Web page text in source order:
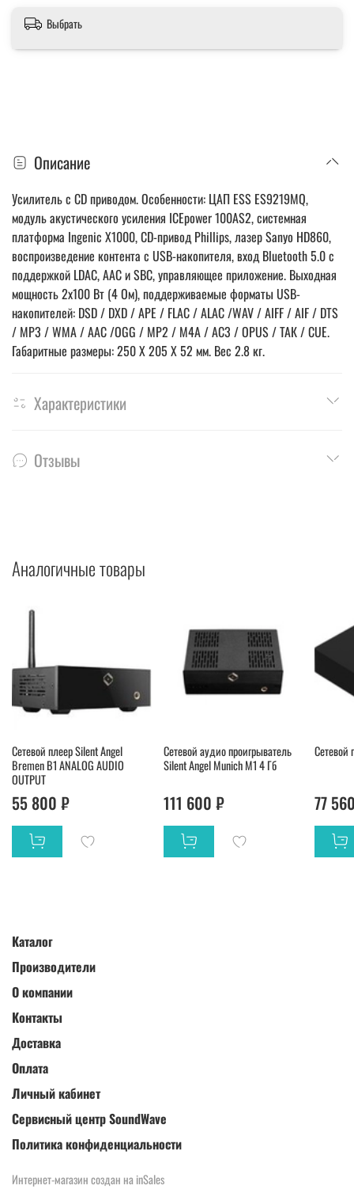
Выбрать
Описание
Усилитель с CD приводом. Особенности: ЦАП ESS ES9219MQ,
модуль акустического усиления ICEpower 100AS2, системная
платформа Ingenic X1000, CD-привод Phillips, лазер Sanyo HD860,
воспроизведение контента с USB-накопителя, вход Bluetooth 5.0 с
поддержкой LDAC, AAC и SBC, управляющее приложение. Выходная
мощность 2х100 Вт (4 Ом), поддерживаемые форматы USB-
накопителей: DSD / DXD / APE / FLAC / ALAC /WAV / AIFF / AIF / DTS
/ MP3 / WMA / AAC /OGG / MP2 / M4A / AC3 / OPUS / ТАК / CUE.
Габаритные размеры: 250 X 205 X 52 мм. Вес 2.8 кг.
Характеристики
Отзывы
Аналогичные товары
Сетевой плеер Silent Angel
Bremen B1 ANALOG AUDIO
OUTPUT
55 800 ₽
Сетевой аудио проигрыватель
Silent Angel Munich M1 4 Гб
111 600 ₽
Сетевой
77
Каталог
Производители
О компании
Контакты
Доставка
Оплата
Личный кабинет
Сервисный центр SoundWave
Политика конфиденциальности
Интернет-магазин создан на inSales